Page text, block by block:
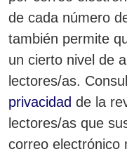
de cada número
también permite
un cierto nivel de
lectores/as.
privacidad de la
lectores/as que
correo electrónico